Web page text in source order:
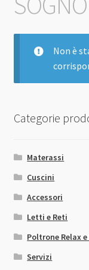
Non è
Categorie
Materassi
Cuscini
Accessori
Letti e Reti
Poltrone Relax
Servizi